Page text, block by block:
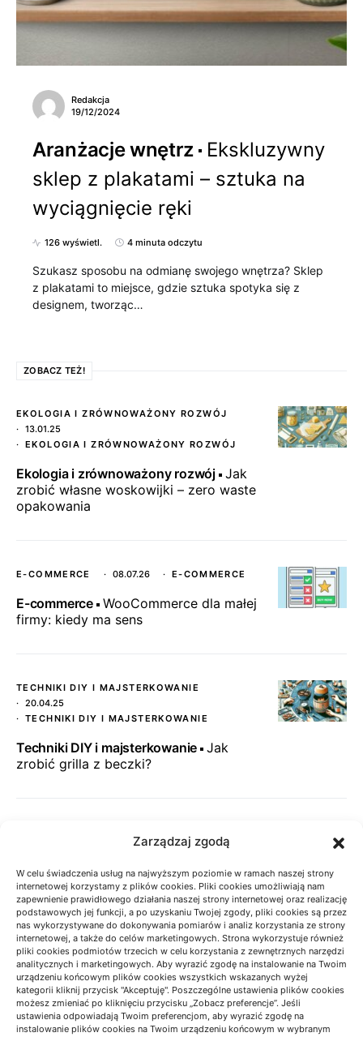
Zarządzaj zgodą
W celu świadczenia usług na najwyższym poziomie w ramach naszej strony
internetowej korzystamy z plików cookies. Pliki cookies umożliwiają nam
zapewnienie prawidłowego działania naszej strony internetowej oraz realizację
podstawowych jej funkcji, a po uzyskaniu Twojej zgody, pliki cookies są przez
nas wykorzystywane do dokonywania pomiarów i analiz korzystania ze strony
internetowej, a także do celów marketingowych. Strona wykorzystuje również
pliki cookies podmiotów trzecich w celu korzystania z zewnętrznych narzędzi
analitycznych i marketingowych. Aby wyrazić zgodę na instalowanie na Twoim
urządzeniu końcowym plików cookies wszystkich wskazanych wyżej
kategorii kliknij przycisk "Akceptuję". Poszczególne ustawienia plików cookies
możesz zmieniać po kliknięciu przycisku „Zobacz preferencje”. Jeśli
ustawienia odpowiadają Twoim preferencjom, aby wyrazić zgodę na
instalowanie plików cookies na Twoim urządzeniu końcowym w wybranym
Redakcja
19/12/2024
Aranżacje wnętrz
Ekskluzywny
sklep z plakatami – sztuka na
wyciągnięcie ręki
126 wyświetl. 4 minuta odczytu
Szukasz sposobu na odmianę swojego wnętrza? Sklep
z plakatami to miejsce, gdzie sztuka spotyka się z
designem, tworząc…
ZOBACZ TEŻ!
EKOLOGIA I ZRÓWNOWAŻONY ROZWÓJ
13.01.25
EKOLOGIA I ZRÓWNOWAŻONY ROZWÓJ
Ekologia i zrównoważony rozwój Jak
zrobić własne woskowijki – zero waste
opakowania
E-COMMERCE 08.07.26 E-COMMERCE
E-commerce WooCommerce dla małej
firmy: kiedy ma sens
TECHNIKI DIY I MAJSTERKOWANIE
20.04.25
TECHNIKI DIY I MAJSTERKOWANIE
Techniki DIY i majsterkowanie
Jak
zrobić grilla z beczki?
Historia nauki
Historia odkryć
astronomicznych: Przełomowe Moment
LIFESTYLE 14.01.25 LIFESTYLE
Lifestyle
Najpiękniejsze podziękowania
dla rodziców z Twoim zdjęciem